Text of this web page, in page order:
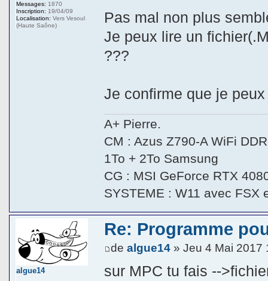
Pas mal non plus
Je peux lire un
???
Je confirme que je
A+ Pierre.
CM : Azus Z790-A WiFi
1To + 2To Samsung
CG : MSI GeForce RTX
SYSTEME : W11 avec FSX
Messages: 1870
Inscription: 19/04/09
Localisation: Vers Vesoul
(Haute Saône)
Re: Programme
dealgue14 » Jeu 4 Mai 2017
sur MPC tu fais --
algue14